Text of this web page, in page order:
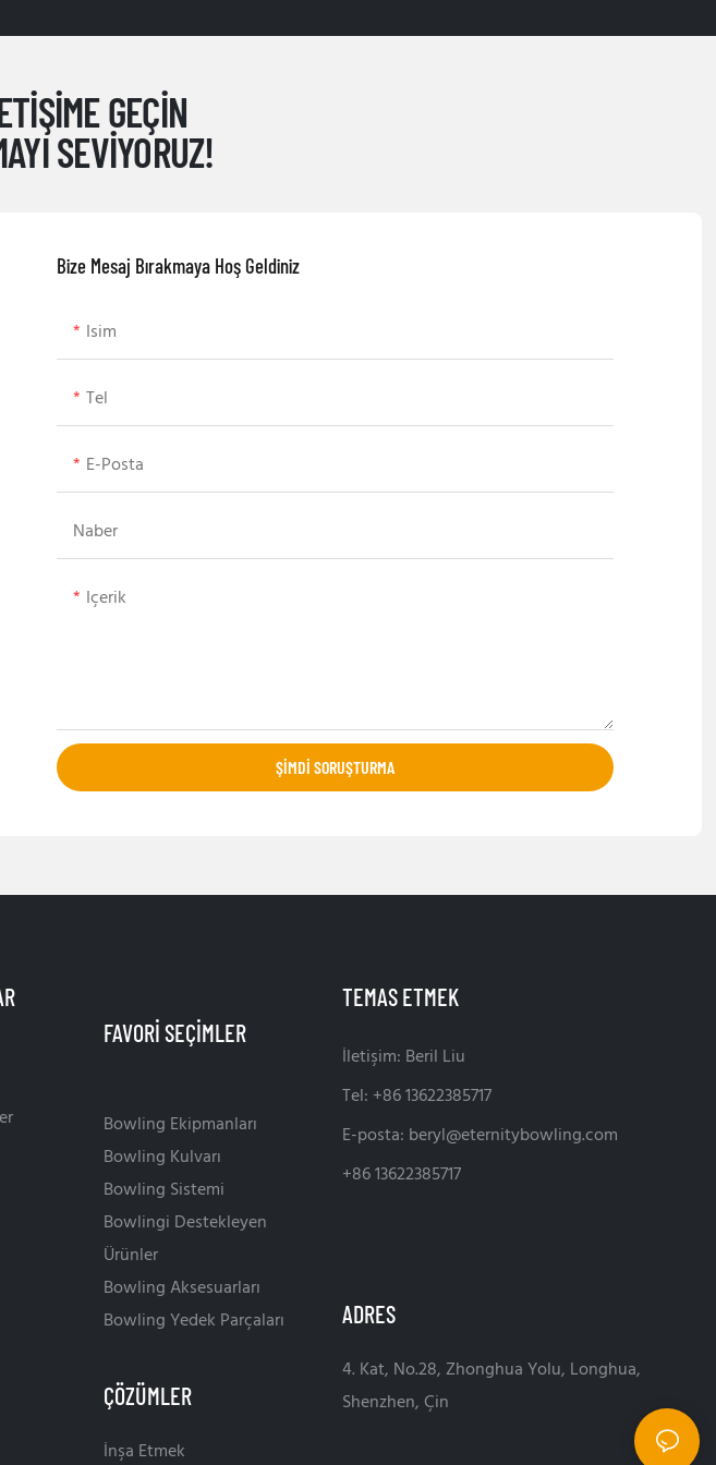
GEÇIN
SEVIYORUZ!
Bize Mesaj Bırakmaya Hoş Geldiniz
Isim
Tel
E-Posta
Naber
Içerik
ŞIMDI SORUŞTURMA
FAVORI SEÇIMLER
Bowling Ekipmanları
Bowling Kulvarı
Bowling Sistemi
Bowlingi Destekleyen
Ürünler
Bowling Aksesuarları
Bowling Yedek Parçaları
ÇÖZÜMLER
İnşa Etmek
TEMAS ETMEK
İletişim: Beril Liu
Tel: +86 13622385717
E-posta: beryl@eternitybowling.com
+86 13622385717
ADRES
4. Kat, No.28, Zhonghua Yolu, Longhua,
Shenzhen, Çin